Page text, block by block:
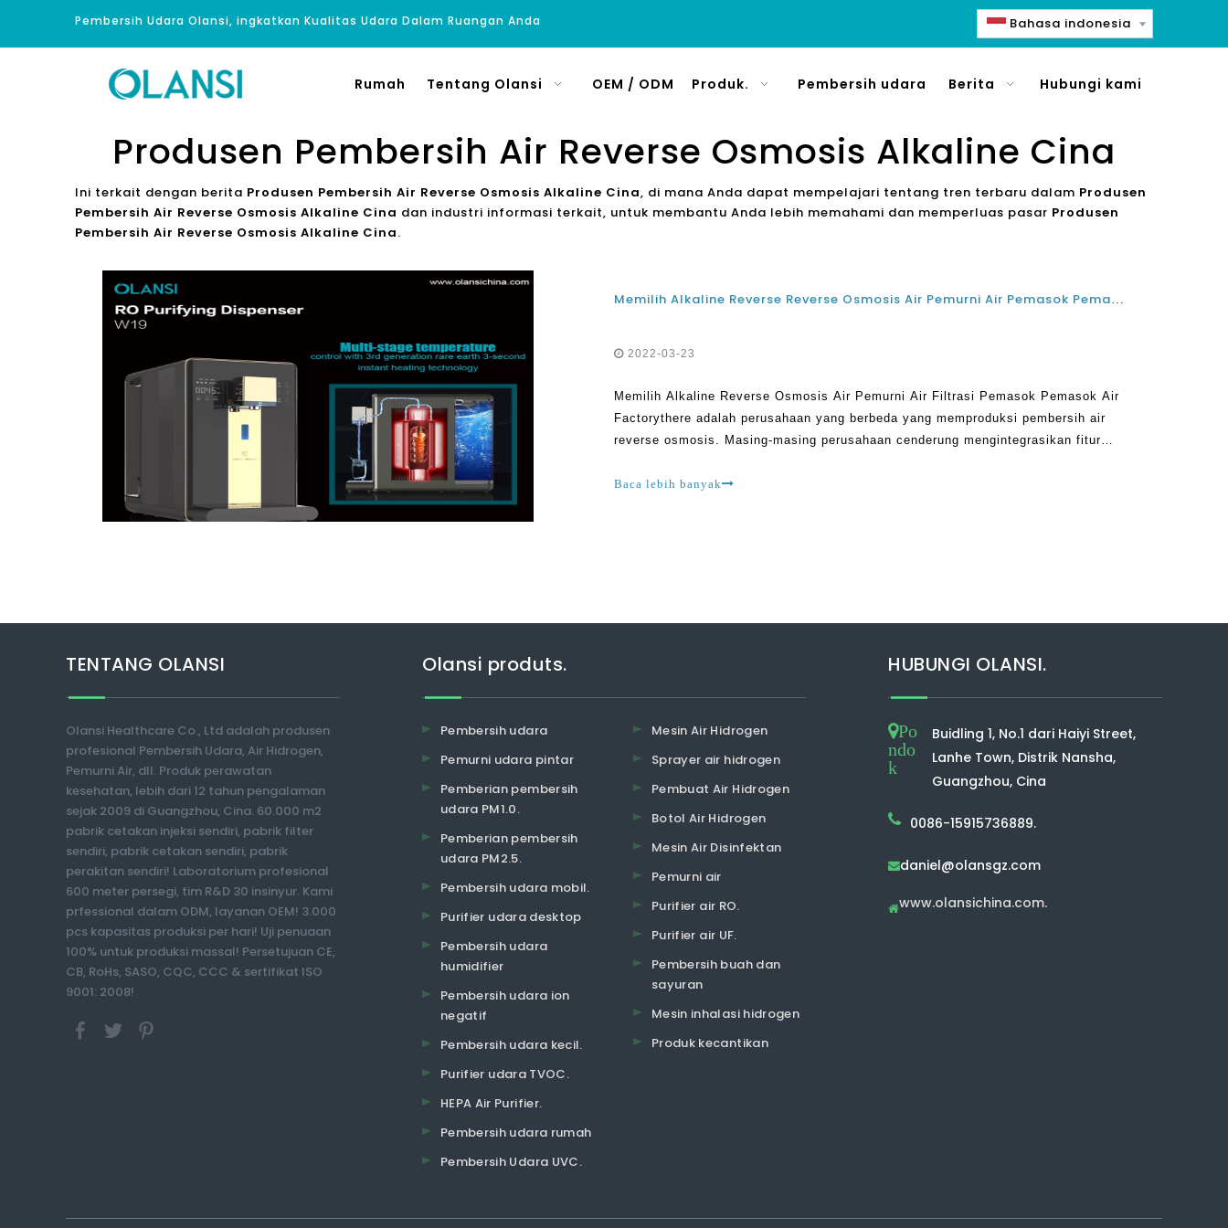
Pembersih Udara Olansi, ingkatkan Kualitas Udara Dalam Ruangan Anda Bahasa indonesia
Rumah Tentang Olansi OEM / ODM Produk. Pembersih udara Berita Hubungi kami
Produsen Pembersih Air Reverse Osmosis Alkaline Cina
Ini terkait dengan berita Produsen Pembersih Air Reverse Osmosis Alkaline Cina, di mana Anda dapat mempelajari tentang tren terbaru dalam Produsen
Pembersih Air Reverse Osmosis Alkaline Cina dan industri informasi terkait, untuk membantu Anda lebih memahami dan memperluas pasar Produsen
Pembersih Air Reverse Osmosis Alkaline Cina.
Memilih Alkaline Reverse Reverse Osmosis Air Pemurni Air Pemasok Pemasok Pemasok Pabrik
2022-03-23
Memilih Alkaline Reverse Osmosis Air Pemurni Air Filtrasi Pemasok Pemasok Air
Factorythere adalah perusahaan yang berbeda yang memproduksi pembersih air
reverse osmosis. Masing-masing perusahaan cenderung mengintegrasikan fitur
RO W
Baca lebih banyak
TENTANG OLANSI
Olansi Healthcare Co., Ltd adalah produsen
profesional Pembersih Udara, Air Hidrogen,
Pemurni Air, dll. Produk perawatan
kesehatan, lebih dari 12 tahun pengalaman
sejak 2009 di Guangzhou, Cina. 60.000 m2
pabrik cetakan injeksi sendiri, pabrik filter
sendiri, pabrik cetakan sendiri, pabrik
perakitan sendiri! Laboratorium profesional
600 meter persegi, tim R&D 30 insinyur. Kami
prfessional dalam ODM, layanan OEM! 3.000
pcs kapasitas produksi per hari! Uji penuaan
100% untuk produksi massal! Persetujuan CE,
CB, RoHs, SASO, CQC, CCC & sertifikat ISO
9001: 2008!
Olansi produts.
Pembersih udara
Pemurni udara pintar
Pemberian pembersih
udara PM1.0.
Pemberian pembersih
udara PM2.5.
Pembersih udara mobil.
Purifier udara desktop
Pembersih udara
humidifier
Pembersih udara ion
negatif
Pembersih udara kecil.
Purifier udara TVOC.
HEPA Air Purifier.
Pembersih udara rumah
Pembersih Udara UVC.
Mesin Air Hidrogen
Sprayer air hidrogen
Pembuat Air Hidrogen
Botol Air Hidrogen
Mesin Air Disinfektan
Pemurni air
Purifier air RO.
Purifier air UF.
Pembersih buah dan
sayuran
Mesin inhalasi hidrogen
Produk kecantikan
HUBUNGI OLANSI.
Po
ndo
k
Buidling 1, No.1 dari Haiyi Street,
Lanhe Town, Distrik Nansha,
Guangzhou, Cina
0086-15915736889.
daniel@olansgz.com
www.olansichina.com.